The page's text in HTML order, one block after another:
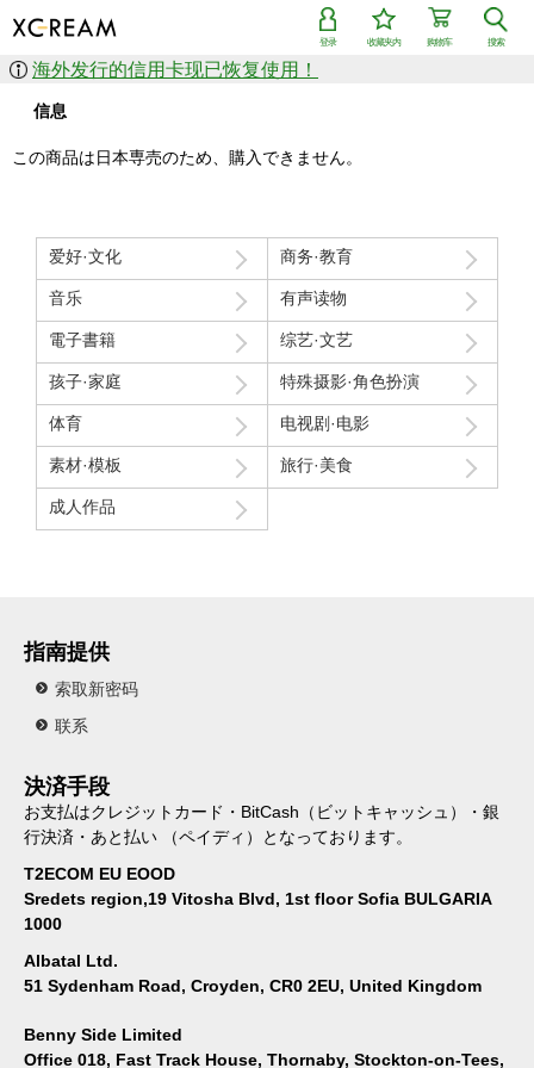
搜索
购物车
收藏夹内
登录
海外发行的信用卡现已恢复使用！
信息
この商品は日本専売のため、購入できません。
爱好·文化 商务·教育
音乐 有声读物
電子書籍 综艺·文艺
孩子·家庭 特殊摄影·角色扮演
体育 电视剧·电影
素材·模板 旅行·美食
成人作品
指南提供
索取新密码
联系
決済手段
お支払はクレジットカード・BitCash（ビットキャッシュ）・銀
行決済・あと払い （ペイディ）となっております。
T2ECOM EU EOOD
Sredets region,19 Vitosha Blvd, 1st floor Sofia BULGARIA
1000
Albatal Ltd.
51 Sydenham Road, Croyden, CR0 2EU, United Kingdom
Benny Side Limited
Office 018, Fast Track House, Thornaby, Stockton-on-Tees,